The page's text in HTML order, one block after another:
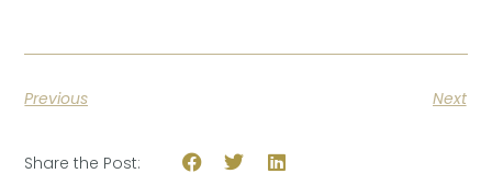
Previous Next
Share the Post: